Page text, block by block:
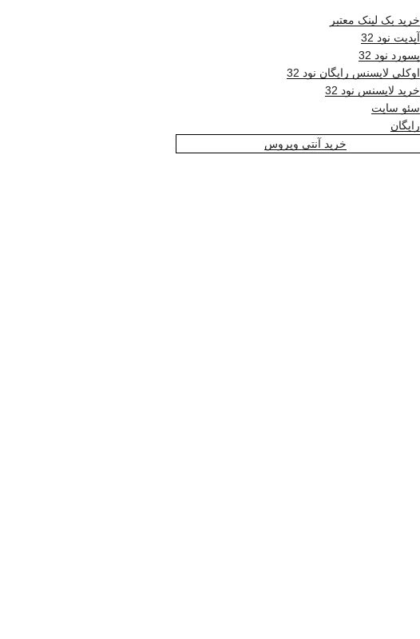
خرید بک لینک معتبر
آپدیت نود 32
پسورد نود 32
اوکلی لایسنس رایگان نود 32
خرید لایسنس نود 32
سئو سایت
رایگان
خرید آنتی ویروس